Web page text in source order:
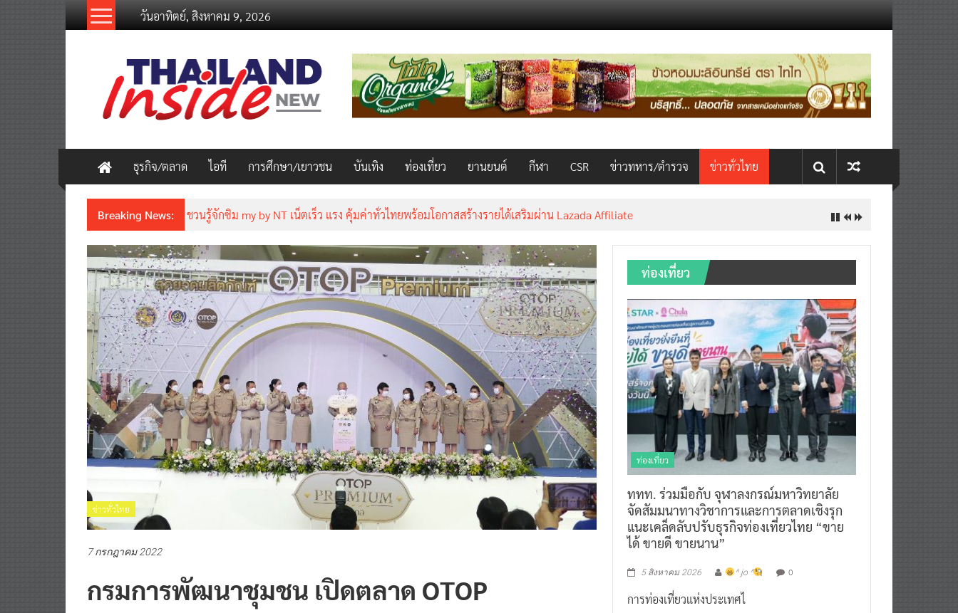
วันอาทิตย์, สิงหาคม 9, 2026
thailandinsidenew.com
Thailand
Inside
New
ธุรกิจ/ตลาด ไอที การศึกษา/เยาวชน บันเทิง ท่องเที่ยว ยานยนต์ กีฬา CSR ข่าวทหาร/ตำรวจ ข่าวทั่วไทย
Breaking News: ชวนรู้จักซิม my by NT เน็ตเร็ว แรง คุ้มค่าทั่วไทยพร้อมโอกาสสร้างรายได้เสริมผ่าน Lazada Affiliate
ข่าวทั่วไทย
7 กรกฎาคม 2022
กรมการพัฒนาชุมชน เปิดตลาด OTOP
ท่องเที่ยว
ท่องเที่ยว
ททท. ร่วมมือกับ จุฬาลงกรณ์มหาวิทยาลัย
จัดสัมมนาทางวิชาการและการตลาดเชิงรุก
แนะเคล็ดลับปรับธุรกิจท่องเที่ยวไทย “ขาย
ได้ ขายดี ขายนาน”
5 สิงหาคม 2026 ^ jo ^ 0
การท่องเที่ยวแห่งประเทศไ